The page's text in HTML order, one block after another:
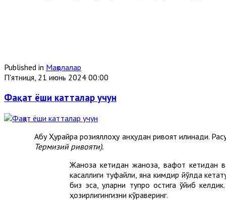
Published in Мақолалар
П'ятниця, 21 июнь 2024 00:00
Фақат ёши катталар учун
Абу Ҳурайра розияллоҳу анҳудан ривоят қилинади.
Термизий ривояти).
Жаноза кетидан жаноза, вафот кетидан
касаллиги туфайли, яна кимдир йўлда
биз эса, уларни тупроқ остига қўйиб
ҳозирлигингизни кўраверинг.